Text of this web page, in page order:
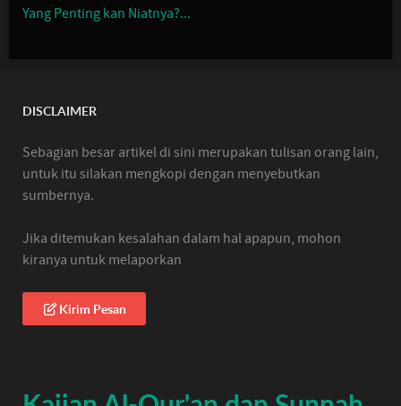
Yang Penting kan Niatnya?...
DISCLAIMER
Sebagian besar artikel di sini merupakan tulisan orang lain,
untuk itu silakan mengkopi dengan menyebutkan
sumbernya.
Jika ditemukan kesalahan dalam hal apapun, mohon
kiranya untuk melaporkan
Kirim Pesan